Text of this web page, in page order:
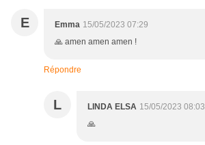
E Emma 15/05/2023 07:29
🙏 amen amen amen !
Répondre
L LINDA ELSA 15/05/2023 08:03
🙏